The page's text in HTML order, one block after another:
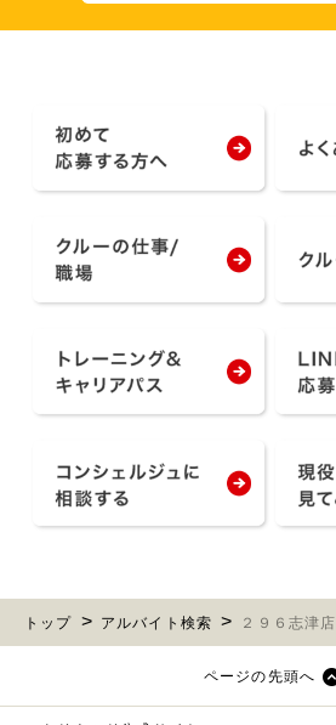
トップ アルバイト検索 ２９６志津店
ページの先頭へ